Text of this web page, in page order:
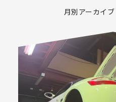
月別アーカイ